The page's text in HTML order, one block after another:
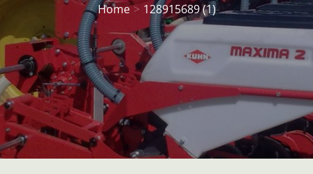
Home 128915689 (1)